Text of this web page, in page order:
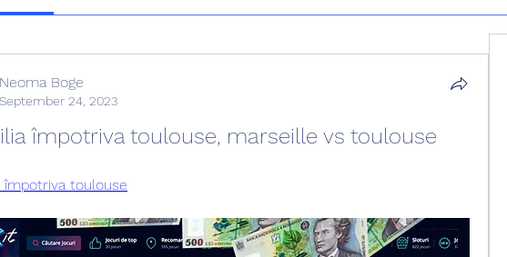
Boge
Neoma Boge
September 24, 2023
împotriva toulouse, marseille vs toulouse
împotriva toulouse